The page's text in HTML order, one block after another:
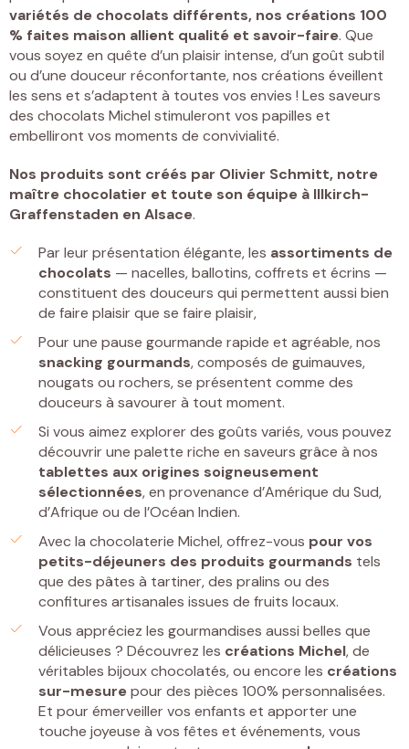
variétés de chocolats différents, nos créations 100
% faites maison allient qualité et savoir-faire. Que
vous soyez en quête d’un plaisir intense, d’un goût subtil
ou d’une douceur réconfortante, nos créations éveillent
les sens et s’adaptent à toutes vos envies ! Les saveurs
des chocolats Michel stimuleront vos papilles et
embelliront vos moments de convivialité.
Nos produits sont créés par Olivier Schmitt, notre
maître chocolatier et toute son équipe à Illkirch-
Graffenstaden en Alsace.
Par leur présentation élégante, les assortiments de
chocolats — nacelles, ballotins, coffrets et écrins —
constituent des douceurs qui permettent aussi bien
de faire plaisir que se faire plaisir,
Pour une pause gourmande rapide et agréable, nos
snacking gourmands, composés de guimauves,
nougats ou rochers, se présentent comme des
douceurs à savourer à tout moment.
Si vous aimez explorer des goûts variés, vous pouvez
découvrir une palette riche en saveurs grâce à nos
tablettes aux origines soigneusement
sélectionnées, en provenance d’Amérique du Sud,
d’Afrique ou de l’Océan Indien.
Avec la chocolaterie Michel, offrez-vous pour vos
petits-déjeuners des produits gourmands tels
que des pâtes à tartiner, des pralins ou des
confitures artisanales issues de fruits locaux.
Vous appréciez les gourmandises aussi belles que
délicieuses ? Découvrez les créations Michel, de
véritables bijoux chocolatés, ou encore les créations
sur-mesurepour des pièces 100% personnalisées.
Et pour émerveiller vos enfants et apporter une
touche joyeuse à vos fêtes et événements, vous